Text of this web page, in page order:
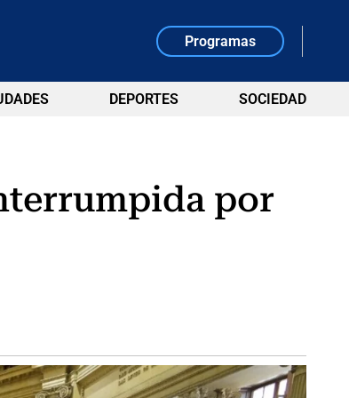
Programas
DEPORTES SOCIEDAD
por